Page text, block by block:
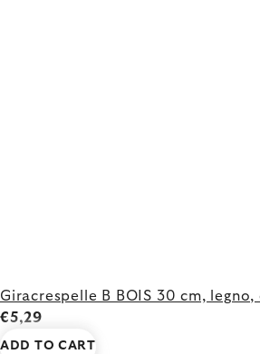
Giracrespelle B BOIS 30 cm, legno,
€5,29
ADD TO CART